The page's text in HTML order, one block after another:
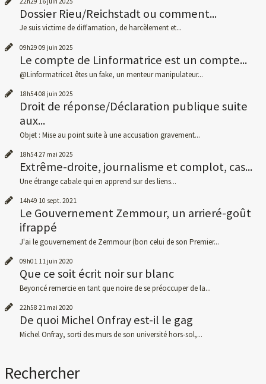
Dossier Rieu/Reichstadt ou comment...
Je suis victime de diffamation, de harcèlement et...
09h29 09 juin 2025
Le compte de Linformatrice est un compte...
@Linformatrice1 êtes un fake, un menteur manipulateur...
18h5408 juin 2025
Droit de réponse/Déclaration publique suite
aux...
Objet : Mise au point suite à une accusation gravement...
18h5427 mai 2025
Extrême-droite, journalisme et complot, cas...
Une étrange cabale qui en apprend sur des liens...
14h49 10 sept. 2021
Le Gouvernement Zemmour, un arrieré-goût
ifrappé
J'ai le gouvernement de Zemmour (bon celui de son Premier...
09h01 11 juin 2020
Que ce soit écrit noir sur blanc
Beyoncé remercie en tant que noire de se préoccuper de la...
22h58 21 mai 2020
De quoi Michel Onfray est-il le gag
Michel Onfray, sorti des murs de son université hors-sol,...
Rechercher